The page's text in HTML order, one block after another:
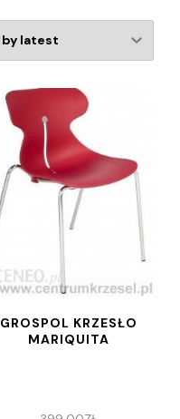
GROSPOL KRZESŁO
MARIQUITA